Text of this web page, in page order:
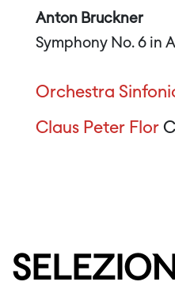
Anton Bruckner
Symphony No. 6 in
Orchestra
Claus Peter Flor